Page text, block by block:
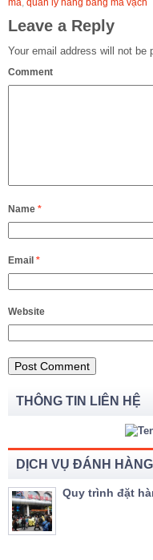
mã, quản lý hàng bằng mã vạch
Leave a Reply
Your email address will not be
Comment
Name *
Email *
Website
THÔNG TIN LIÊN HỆ
DỊCH VỤ ĐÁNH HÀNG
Quy trình đặt